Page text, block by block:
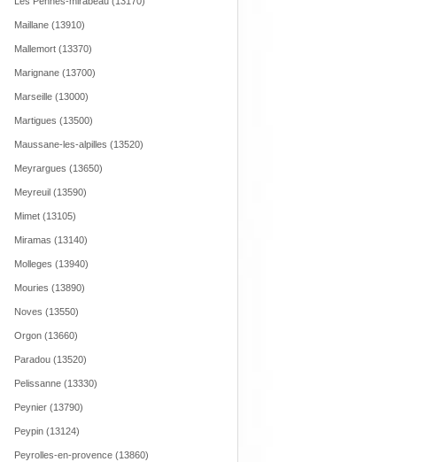
Maillane (13910)
Mallemort (13370)
Marignane (13700)
Marseille (13000)
Martigues (13500)
Maussane-les-alpilles (13520)
Meyrargues (13650)
Meyreuil (13590)
Mimet (13105)
Miramas (13140)
Molleges (13940)
Mouries (13890)
Noves (13550)
Orgon (13660)
Paradou (13520)
Pelissanne (13330)
Peynier (13790)
Peypin (13124)
Peyrolles-en-provence (13860)